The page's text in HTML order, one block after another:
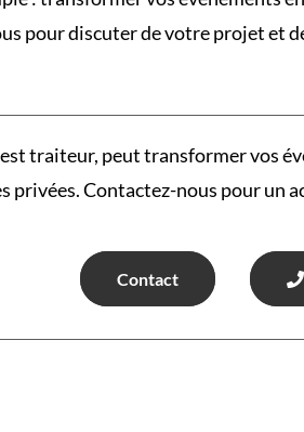
pour discuter de votre projet
traiteur, peut transformer vos
privées. Contactez-nous pour
Contact